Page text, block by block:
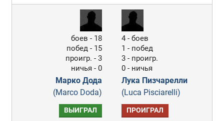
боев - 18
побед - 15
проигр. - 3
ничья - 0
Марко Дода
(Marco Doda)
4 - боев
1 - побед
3 - проигр.
0 - ничья
Лука Пизчарелли
(Luca Pisciarelli)
ВЫИГРАЛ ПРОИГРАЛ